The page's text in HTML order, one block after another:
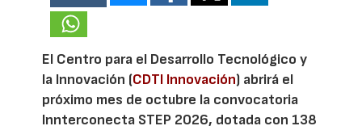
El Centro para el Desarrollo Tecnológico y
la Innovación (CDTI Innovación) abrirá el
próximo mes de octubre la convocatoria
Innterconecta STEP 2026, dotada con 138